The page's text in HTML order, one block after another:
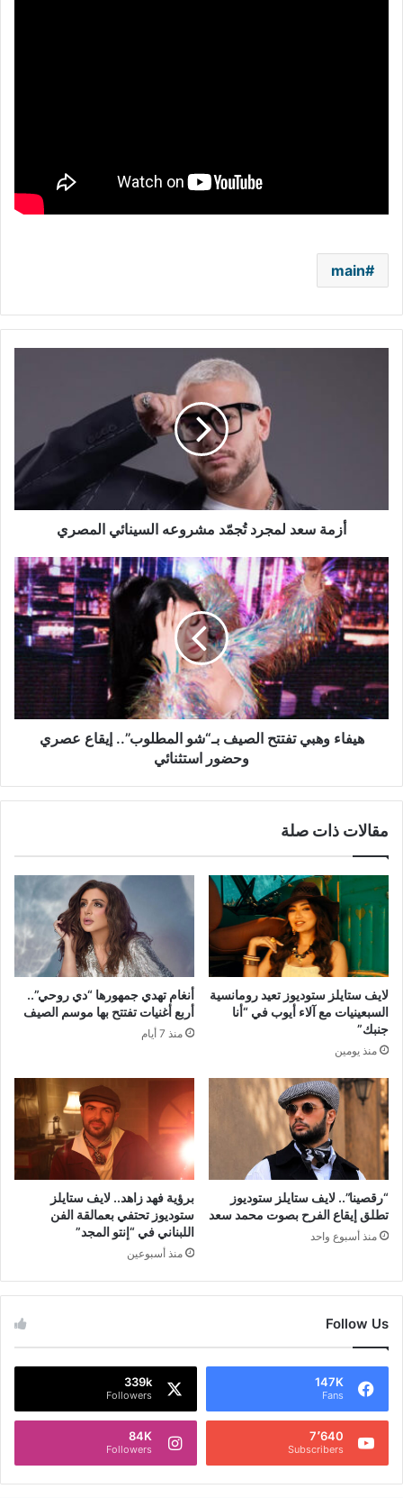
main
أزمة سعد لمجرد تُجمّد مشروعه السينائي المصري
هيفاء
وهبي
تفتتح
الصيف
بـ“شو
المطلوب”..
إيقاع
عصري
وحضور
استثنائيهيفاء وهبي تفتتح الصيف بـ“شو المطلوب”.. إيقاع عصري
وحضور استثنائي
مقالات ذات صلة
لايف ستايلز ستوديوز تعيد رومانسية
السبعينيات مع آلاء أيوب في “أنا
جنبك”
منذ يومين
أنغام تهدي جمهورها “دي روحي”..
أربع أغنيات تفتتح بها موسم الصيف
منذ 7 أيام
“رقصينا”.. لايف ستايلز ستوديوز
تطلق إيقاع الفرح بصوت محمد سعد
منذ أسبوع واحد
برؤية فهد زاهد.. لايف ستايلز
ستوديوز تحتفي بعمالقة الفن
اللبناني في “إنتو المجد”
منذ أسبوعين
Follow Us
147K
Fans
339k
Followers
7٬640
Subscribers
84K
Followers